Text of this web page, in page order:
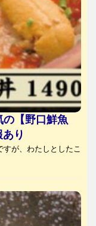
【野口鮮魚
り
が、わたしとしたこ